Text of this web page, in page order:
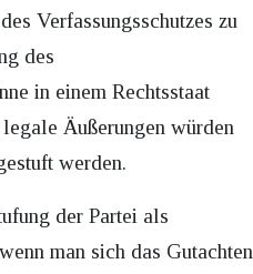
Verfassungsschutzes zu
des
in einem Rechtsstaat
Äußerungen würden
werden.
der Partei als
man sich das Gutachten